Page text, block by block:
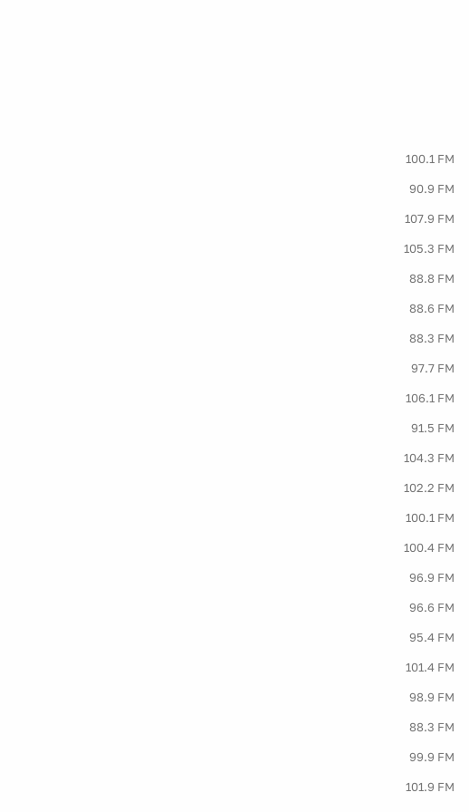
100.1 FM
90.9 FM
107.9 FM
105.3 FM
88.8 FM
88.6 FM
88.3 FM
97.7 FM
106.1 FM
91.5 FM
104.3 FM
102.2 FM
100.1 FM
100.4 FM
96.9 FM
96.6 FM
95.4 FM
101.4 FM
98.9 FM
88.3 FM
99.9 FM
101.9 FM